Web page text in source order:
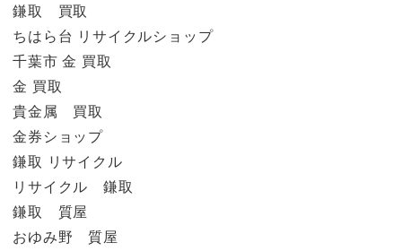
鎌取 買取
ちはら台 リサイクルショップ
千葉市 金 買取
金 買取
貴金属 買取
金券ショップ
鎌取 リサイクル
リサイクル 鎌取
鎌取 質屋
おゆみ野 質屋